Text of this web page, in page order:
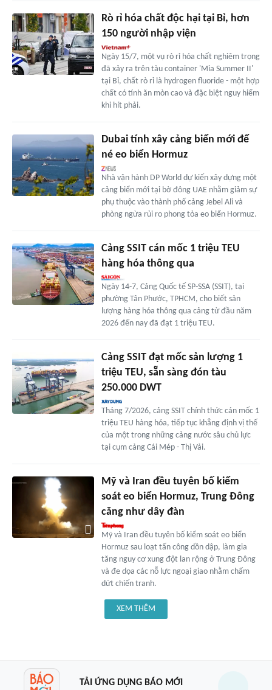
Rò rỉ hóa chất độc hại tại Bỉ, hơn
150 người nhập viện
Ngày 15/7, một vụ rò rỉ hóa chất nghiêm trọng
đã xảy ra trên tàu container 'Mia Summer II'
tại Bỉ, chất rò rỉ là hydrogen fluoride - một hợp
chất có tính ăn mòn cao và đặc biệt nguy hiểm
khi hít phải.
Dubai tính xây cảng biển mới để
né eo biển Hormuz
Nhà vận hành DP World dự kiến xây dựng một
cảng biển mới tại bờ đông UAE nhằm giảm sự
phụ thuộc vào thành phố cảng Jebel Ali và
phòng ngừa rủi ro phong tỏa eo biển Hormuz.
Cảng SSIT cán mốc 1 triệu TEU
hàng hóa thông qua
Ngày 14-7, Cảng Quốc tế SP-SSA (SSIT), tại
phường Tân Phước, TPHCM, cho biết sản
lượng hàng hóa thông qua cảng từ đầu năm
2026 đến nay đã đạt 1 triệu TEU.
Cảng SSIT đạt mốc sản lượng 1
triệu TEU, sẵn sàng đón tàu
250.000 DWT
Tháng 7/2026, cảng SSIT chính thức cán mốc 1
triệu TEU hàng hóa, tiếp tục khẳng định vị thế
của một trong những cảng nước sâu chủ lực
tại cụm cảng Cái Mép - Thị Vải.
Mỹ và Iran đều tuyên bố kiểm
soát eo biển Hormuz, Trung Đông
căng như dây đàn
Mỹ và Iran đều tuyên bố kiểm soát eo biển
Hormuz sau loạt tấn công dồn dập, làm gia
tăng nguy cơ xung đột lan rộng ở Trung Đông
và đe dọa các nỗ lực ngoại giao nhằm chấm
dứt chiến tranh.
XEM THÊM
TẢI ỨNG DỤNG BÁO MỚI